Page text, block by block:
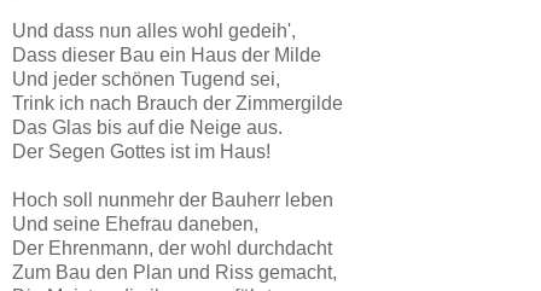
Und dass nun alles wohl gedeih',
Dass dieser Bau ein Haus der Milde
Und jeder schönen Tugend sei,
Trink ich nach Brauch der Zimmergilde
Das Glas bis auf die Neige aus.
Der Segen Gottes ist im Haus!
Hoch soll nunmehr der Bauherr leben
Und seine Ehefrau daneben,
Der Ehrenmann, der wohl durchdacht
Zum Bau den Plan und Riss gemacht,